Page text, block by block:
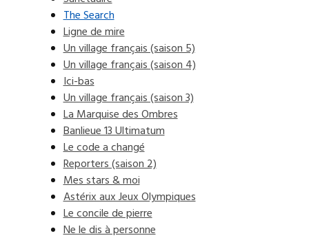
The Search
Ligne de mire
Un village français (saison 5)
Un village français (saison 4)
Ici-bas
Un village français (saison 3)
La Marquise des Ombres
Banlieue 13 Ultimatum
Le code a changé
Reporters (saison 2)
Mes stars & moi
Astérix aux Jeux Olympiques
Le concile de pierre
Ne le dis à personne